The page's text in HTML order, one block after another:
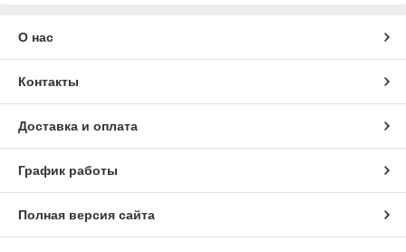
О нас
Контакты
Доставка и оплата
График работы
Полная версия сайта